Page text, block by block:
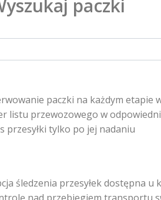
paczki
paczki na każdym etapie
przewozowego w
przesyłki tylko po jej nadaniu
śledzenia przesyłek dostępna